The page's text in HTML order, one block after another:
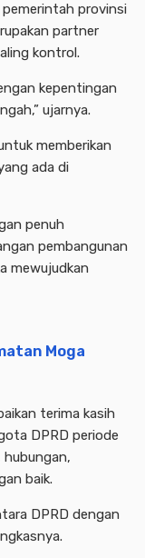
provinsi
partner
kontrol.
kepentingan
ujarnya.
memberikan
ada di
penuh
pembangunan
mewujudkan
Moga
terima kasih
DPRD periode
hubungan,
baik.
DPRD dengan